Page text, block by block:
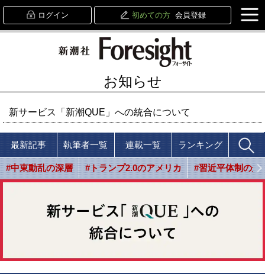
ログイン 初めての方 会員登録
お知らせ
新サービス「新潮QUE」への統合について
最新記事 執筆者一覧 連載一覧 ランキング
#中東動乱の深層 #トランプ2.0のアメリカ #習近平体制の光